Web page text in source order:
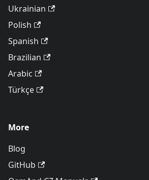
Ukrainian
Polish
Spanish
Brazilian
Arabic
Türkçe
More
Blog
GitHub